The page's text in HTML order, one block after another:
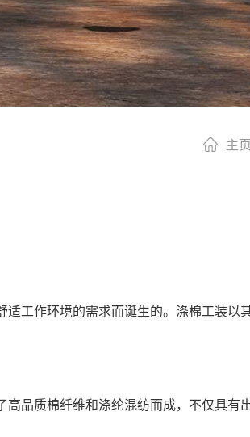
主页
工作环境的需求而诞生的。涤棉工装以
品质棉纤维和涤纶混纺而成，不仅具有